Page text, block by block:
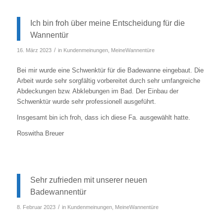
Ich bin froh über meine Entscheidung für die
Wannentür
16. März 2023 / in Kundenmeinungen, MeineWannentüre
Bei mir wurde eine Schwenktür für die Badewanne eingebaut. Die
Arbeit wurde sehr sorgfältig vorbereitet durch sehr umfangreiche
Abdeckungen bzw. Abklebungen im Bad. Der Einbau der
Schwenktür wurde sehr professionell ausgeführt.
Insgesamt bin ich froh, dass ich diese Fa. ausgewählt hatte.
Roswitha Breuer
Sehr zufrieden mit unserer neuen
Badewannentür
8. Februar 2023 / in Kundenmeinungen, MeineWannentüre